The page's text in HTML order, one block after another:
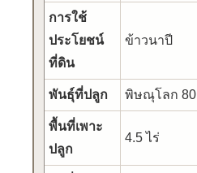
การใช้
ประโยชน์
ที่ดิน
ข้าวนาปี
พันธุ์ที่ปลูก พิษณุโลก 80
พื้นที่เพาะ
ปลูก
4.5 ไร่